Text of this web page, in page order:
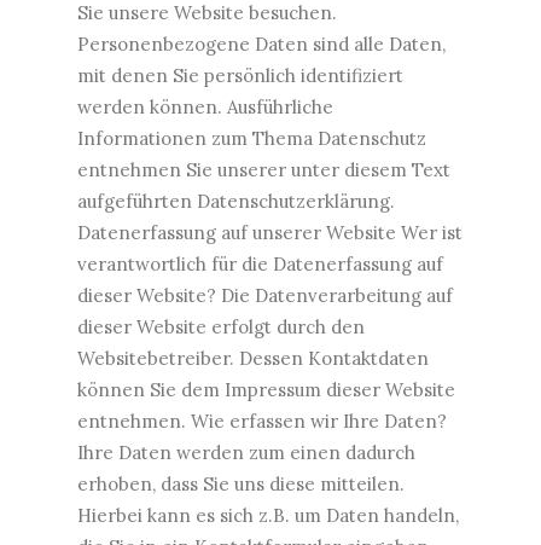
Sie unsere Website besuchen.
Personenbezogene Daten sind alle Daten,
mit denen Sie persönlich identifiziert
werden können. Ausführliche
Informationen zum Thema Datenschutz
entnehmen Sie unserer unter diesem Text
aufgeführten Datenschutzerklärung.
Datenerfassung auf unserer Website Wer ist
verantwortlich für die Datenerfassung auf
dieser Website? Die Datenverarbeitung auf
dieser Website erfolgt durch den
Websitebetreiber. Dessen Kontaktdaten
können Sie dem Impressum dieser Website
entnehmen. Wie erfassen wir Ihre Daten?
Ihre Daten werden zum einen dadurch
erhoben, dass Sie uns diese mitteilen.
Hierbei kann es sich z.B. um Daten handeln,